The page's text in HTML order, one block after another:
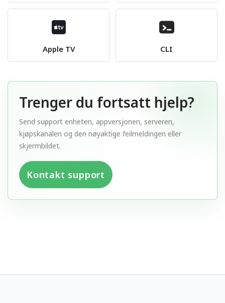
Apple TV CLI
Trenger du fortsatt hjelp?
Send support enheten, appversjonen, serveren,
kjøpskanalen og den nøyaktige feilmeldingen eller
skjermbildet.
Kontakt support